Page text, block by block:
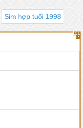
Sim hợp tuổi 1998